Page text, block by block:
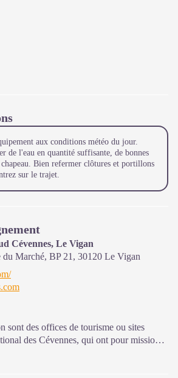
aux conditions météo du jour.
de l'eau en quantité suffisante, de bonnes
chapeau. Bien refermer clôtures et portillons
sur le trajet.
Cévennes, Le Vigan
du Marché, BP 21, 30120 Le Vigan
sont des offices de tourisme ou sites
des Cévennes, qui ont pour mission
sur l'offre de découverte et